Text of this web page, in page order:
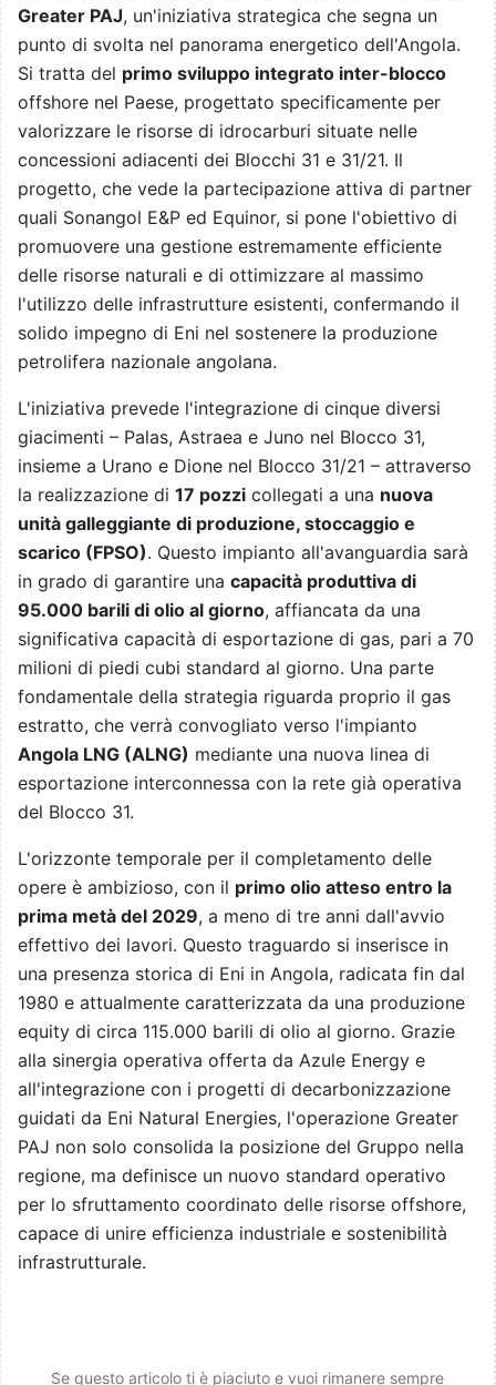
Greater PAJ, un'iniziativa strategica che segna un
punto di svolta nel panorama energetico dell'Angola.
Si tratta del primo sviluppo integrato inter-blocco
offshore nel Paese, progettato specificamente per
valorizzare le risorse di idrocarburi situate nelle
concessioni adiacenti dei Blocchi 31 e 31/21. Il
progetto, che vede la partecipazione attiva di partner
quali Sonangol E&P ed Equinor, si pone l'obiettivo di
promuovere una gestione estremamente efficiente
delle risorse naturali e di ottimizzare al massimo
l'utilizzo delle infrastrutture esistenti, confermando il
solido impegno di Eni nel sostenere la produzione
petrolifera nazionale angolana.
L'iniziativa prevede l'integrazione di cinque diversi
giacimenti – Palas, Astraea e Juno nel Blocco 31,
insieme a Urano e Dione nel Blocco 31/21 – attraverso
la realizzazione di 17 pozzi collegati a una nuova
unità galleggiante di produzione, stoccaggio e
scarico (FPSO). Questo impianto all'avanguardia sarà
in grado di garantire una capacità produttiva di
95.000 barili di olio al giorno, affiancata da una
significativa capacità di esportazione di gas, pari a 70
milioni di piedi cubi standard al giorno. Una parte
fondamentale della strategia riguarda proprio il gas
estratto, che verrà convogliato verso l'impianto
Angola LNG (ALNG) mediante una nuova linea di
esportazione interconnessa con la rete già operativa
del Blocco 31.
L'orizzonte temporale per il completamento delle
opere è ambizioso, con il primo olio atteso entro la
prima metà del 2029, a meno di tre anni dall'avvio
effettivo dei lavori. Questo traguardo si inserisce in
una presenza storica di Eni in Angola, radicata fin dal
1980 e attualmente caratterizzata da una produzione
equity di circa 115.000 barili di olio al giorno. Grazie
alla sinergia operativa offerta da Azule Energy e
all'integrazione con i progetti di decarbonizzazione
guidati da Eni Natural Energies, l'operazione Greater
PAJ non solo consolida la posizione del Gruppo nella
regione, ma definisce un nuovo standard operativo
per lo sfruttamento coordinato delle risorse offshore,
capace di unire efficienza industriale e sostenibilità
infrastrutturale.
Se questo articolo ti è piaciuto e vuoi rimanere sempre